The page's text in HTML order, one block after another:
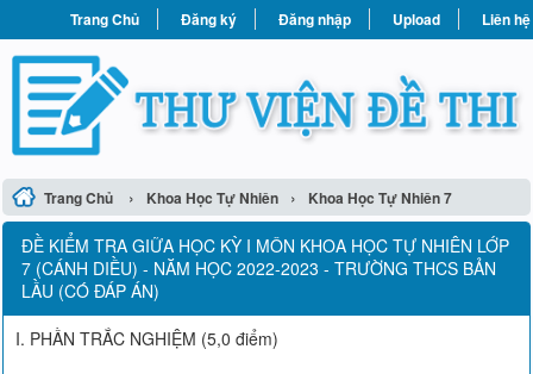
Trang Chủ Đăng ký Đăng nhập Upload Liên hệ
Trang Chủ › Khoa Học Tự Nhiên › Khoa Học Tự Nhiên 7
ĐỀ KIỂM TRA GIỮA HỌC KỲ I MÔN KHOA HỌC TỰ NHIÊN LỚP
7 (CÁNH DIỀU) - NĂM HỌC 2022-2023 - TRƯỜNG THCS BẢN
LẦU (CÓ ĐÁP ÁN)
I. PHẦN TRẮC NGHIỆM (5,0 điểm)